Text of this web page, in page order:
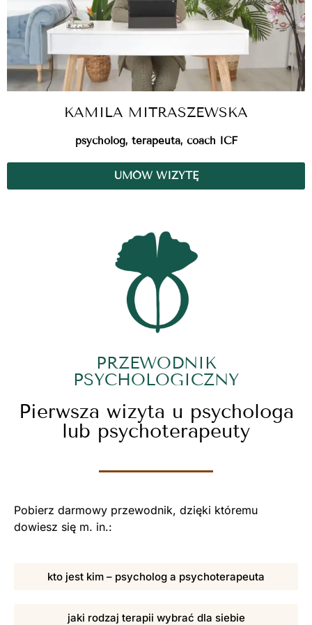
KAMILA MITRASZEWSKA
psycholog, terapeuta, coach ICF
UMÓW WIZYTĘ
PRZEWODNIK
PSYCHOLOGICZNY
Pierwsza wizyta u psychologa
lub psychoterapeuty
Pobierz darmowy przewodnik, dzięki któremu
dowiesz się m. in.:
kto jest kim – psycholog a psychoterapeuta
jaki rodzaj terapii wybrać dla siebie